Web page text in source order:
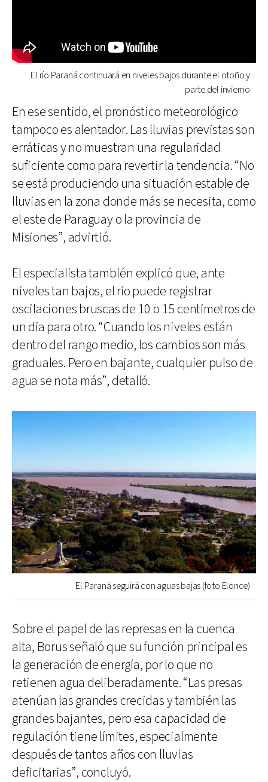
El río Paraná continuará en niveles bajos durante el otoño y
parte del invierno
En ese sentido, el pronóstico meteorológico
tampoco es alentador. Las lluvias previstas son
erráticas y no muestran una regularidad
suficiente como para revertir la tendencia. “No
se está produciendo una situación estable de
lluvias en la zona donde más se necesita, como
el este de Paraguay o la provincia de
Misiones”, advirtió.
El especialista también explicó que, ante
niveles tan bajos, el río puede registrar
oscilaciones bruscas de 10 o 15 centímetros de
un día para otro. “Cuando los niveles están
dentro del rango medio, los cambios son más
graduales. Pero en bajante, cualquier pulso de
agua se nota más”, detalló.
El Paraná seguirá con aguas bajas (foto Elonce)
Sobre el papel de las represas en la cuenca
alta, Borus señaló que su función principal es
la generación de energía, por lo que no
retienen agua deliberadamente. “Las presas
atenúan las grandes crecidas y también las
grandes bajantes, pero esa capacidad de
regulación tiene límites, especialmente
después de tantos años con lluvias
deficitarias”, concluyó.